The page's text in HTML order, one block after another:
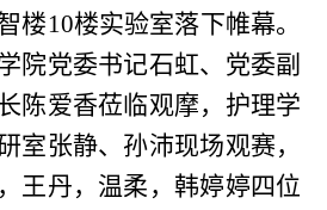
楼10楼实验室落下帷幕。
院党委书记石虹、党委副
陈爱香莅临观摩，护理学
室张静、孙沛现场观赛，
王丹，温柔，韩婷婷四位